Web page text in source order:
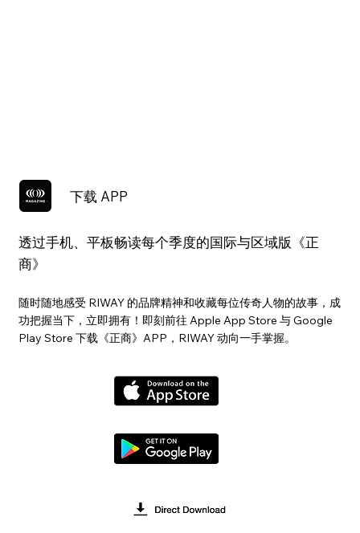
下载 APP
透过手机、平板畅读每个季度的国际与区域版《正
商》
随时随地感受 RIWAY 的品牌精神和收藏每位传奇人物的故事，成
功把握当下，立即拥有！即刻前往 Apple App Store 与 Google
Play Store 下载《正商》APP，RIWAY 动向一手掌握。